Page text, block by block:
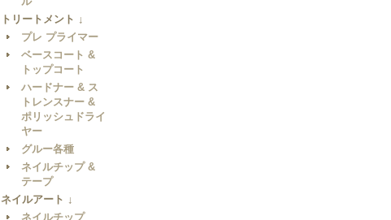
トリートメント ↓
プレ プライマー
ベースコート &
トップコート
ハードナー & ス
トレンスナー &
ポリッシュドライ
ヤー
グルー各種
ネイルチップ &
テープ
ネイルアート ↓
ネイルチップ